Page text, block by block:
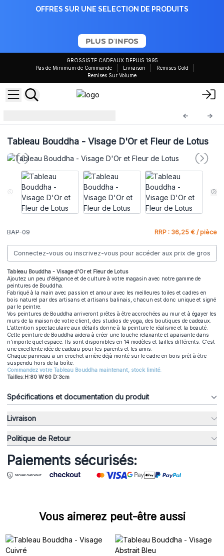
OFFRES SUR UNE SELECTION DE PRODUITS
PLUS D'INFOS
GROSSISTE CADEAUX DEPUIS 1995
Pas de Minimum de Commande
Livraison
Remises Gold
Remises Sur Volume
Tableau Bouddha - Visage D'Or et Fleur de Lotus
BAP-09 RRP : 36,25 € / pièce
Connectez-vous ou inscrivez-vous pour accéder aux prix de gros
Tableau Bouddha - Visage d'Or et Fleur de Lotus
Ajoutez un peu d'élégance et de culture à votre magasin avec notre gamme de
peintures de Bouddha.
Fabriqué à la main avec passion et amour avec les meilleures toiles et cadres en
bois naturel par des artisans et artisans balinais, chacun est donc unique et signé
par le peintre.
Vos peintures de Bouddha arriveront prêtes à être accrochées au mur et à égayer les
murs de la maison de votre client, des studios de yoga, des boutiques de cadeaux.
L'attention spectaculaire aux détails donne à la peinture le réalisme et la beauté.
Cette peinture de Bouddha aidera à créer une touche relaxante et apaisante dans
n'importe quel espace. Ils sont disponibles en 14 modèles et tailles différents. C'est
une excellente idée de cadeau pour les parents et les amis.
Chaque panneau a un crochet arrière déjà monté sur le cadre en bois prêt à être
suspendu hors de la boîte.
Commandez votre Tableau Bouddha maintenant, stock limité.
Tailles:H:80 W:60 D:3cm
Spécifications et documentation du produit
Livraison
Politique de Retour
Paiements sécurisés:
Vous aimerez peut-être aussi